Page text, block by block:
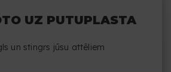
UZ PUTUPLASTA
un stingrs jūsu attēliem